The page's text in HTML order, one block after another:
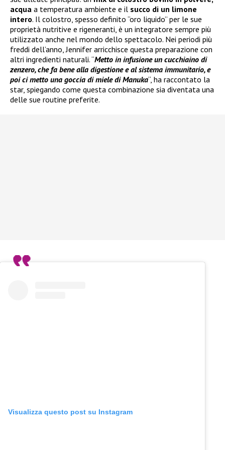
acqua a temperatura ambiente e il succo di un limone
intero. Il colostro, spesso definito “oro liquido” per le sue
proprietà nutritive e rigeneranti, è un integratore sempre più
utilizzato anche nel mondo dello spettacolo. Nei periodi più
freddi dell’anno, Jennifer arricchisce questa preparazione con
altri ingredienti naturali. “Metto in infusione un cucchiaino di
zenzero, che fa bene alla digestione e al sistema immunitario, e
poi ci metto una goccia di miele di Manuka“, ha raccontato la
star, spiegando come questa combinazione sia diventata una
delle sue routine preferite.
Visualizza questo post su Instagram